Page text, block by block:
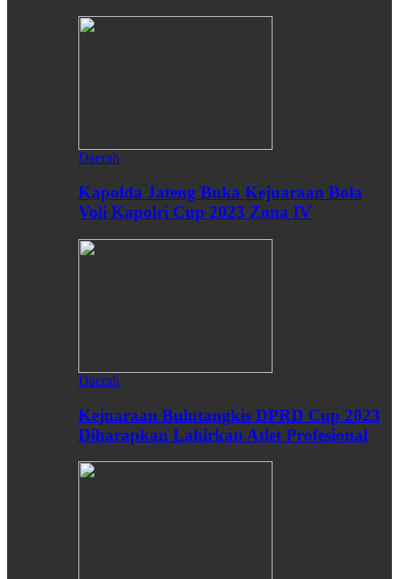
Daerah
Kapolda Jateng Buka Kejuaraan Bola
Voli Kapolri Cup 2023 Zona IV
Daerah
Kejuaraan Bulutangkis DPRD Cup 2023
Diharapkan Lahirkan Atlet Profesional